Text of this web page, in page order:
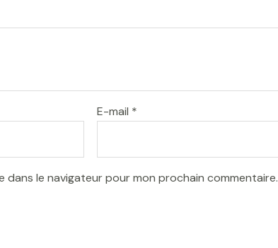
E-mail *
dans le navigateur pour mon prochain commentaire.